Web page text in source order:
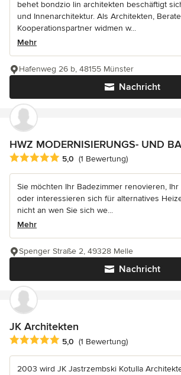
behet bondzio lin architekten beschäftigt
und Innenarchitektur. Als Architekten,
Kooperationspartner widmen w...
Mehr
Nachricht
Hafenweg 26 b, 48155 Münster
HWZ MODERNISIERUNGS- UND
Durchschnittliche Bewertung: 5 von 5
5,0 (1 Bewertung)
Sie möchten Ihr Badezimmer renovieren, Ihr
oder interessieren sich für alternatives
nicht an wen Sie sich we...
Mehr
Nachricht
Spenger Straße 2, 49328 Melle
JK Architekten
Durchschnittliche Bewertung: 5 von 5
5,0 (1 Bewertung)
2003 wird JK Jastrzembski Kotulla